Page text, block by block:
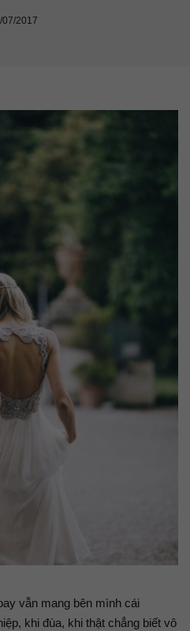
07/2017
vẫn mang bên mình cái
khi đùa, khi thật chẳng biết vô